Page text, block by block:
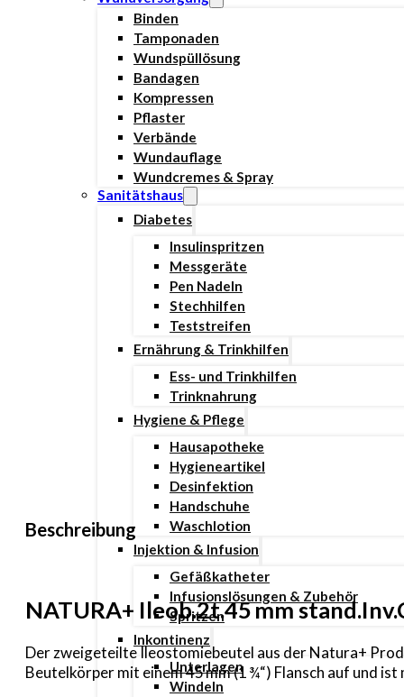
Binden
Tamponaden
Wundspüllösung
Bandagen
Kompressen
Pflaster
Verbände
Wundauflage
Wundcremes & Spray
Sanitätshaus
Diabetes
Insulinspritzen
Messgeräte
Pen Nadeln
Stechhilfen
Teststreifen
Ernährung & Trinkhilfen
Ess- und Trinkhilfen
Trinknahrung
Hygiene & Pflege
Hausapotheke
Hygieneartikel
Desinfektion
Handschuhe
Waschlotion
Injektion & Infusion
Gefäßkatheter
Infusionslösungen & Zubehör
Spritzen
Inkontinenz
Unterlagen
Windeln
Beschreibung
NATURA+ Ileob.2t.45 mm
Der zweigeteilte Ileostomiebeutel aus der Natura+
Beutelkörper mit einem 45 mm (1 ¾“) Flansch auf und